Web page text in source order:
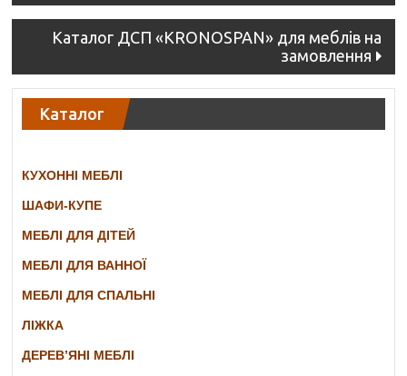
navigation
Каталог ДСП «KRONOSPAN» для меблів на
замовлення
Каталог
КУХОННІ МЕБЛІ
ШАФИ-КУПЕ
МЕБЛІ ДЛЯ ДІТЕЙ
МЕБЛІ ДЛЯ ВАННОЇ
МЕБЛІ ДЛЯ СПАЛЬНІ
ЛІЖКА
ДЕРЕВ’ЯНІ МЕБЛІ